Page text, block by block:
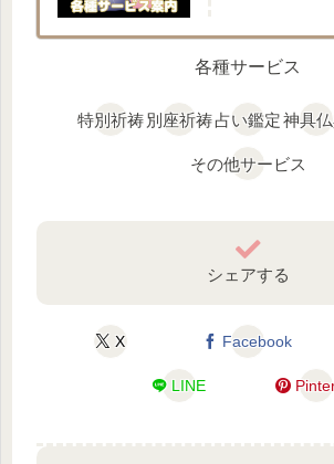
各種サービス
特別祈祷別座祈祷占い鑑定神具
その他サービス
シェアする
X Facebook
LINE